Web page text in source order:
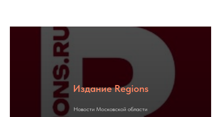
Издание Regions
Новости Московской области